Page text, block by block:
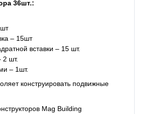
36шт.:
– 15шт
вставки – 15 шт.
2 шт.
– 1шт.
конструировать подвижные
Mag Building